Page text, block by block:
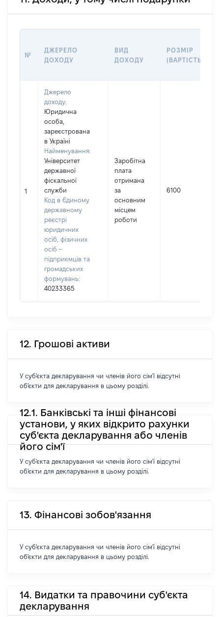
№
ДЖЕРЕЛО
ДОХОДУ
ВИД
ДОХОДУ
РОЗМІР
(ВАРТІСТЬ)
1
Джерело
доходу:
Юридична
особа,
зареєстрована
в Україні
Найменування:
Університет
державної
фіскальної
служби
Код в Єдиному
державному
реєстрі
юридичних
осіб, фізичних
осіб –
підприємців та
громадських
формувань:
40233365
Заробітна
плата
отримана
за
основним
місцем
роботи
6100
12. Грошові активи
У суб'єкта декларування чи членів його сім'ї відсутні
об'єкти для декларування в цьому розділі.
12.1. Банківські та інші фінансові
установи, у яких відкрито рахунки
суб'єкта декларування або членів
його сім'ї
У суб'єкта декларування чи членів його сім'ї відсутні
об'єкти для декларування в цьому розділі.
13. Фінансові зобов'язання
У суб'єкта декларування чи членів його сім'ї відсутні
об'єкти для декларування в цьому розділі.
14. Видатки та правочини суб'єкта
декларування